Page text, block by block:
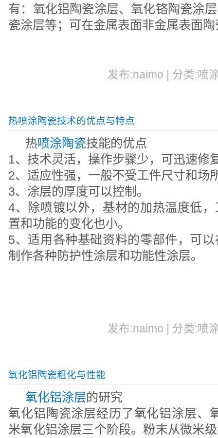
有：氧化铝陶瓷涂层、氧化铬陶瓷涂
瓷涂层等；可在金属表面非金属表面
发布:naimo | 分类:喷
热喷涂陶瓷技术的优点与特点
热喷涂陶瓷技能的优点
1、技术灵活，操作步骤少，可迅速修
2、适应性强，一般不受工件尺寸和场
3、涂层的厚度可以控制。
4、除喷镀以外，基材的加热温度低
置和功能的变化也小。
5、适用各种基础资料的零部件，可
制作各种防护性涂层和功能性涂层。
发布:naimo | 分类:喷
氧化铝陶瓷粗化与性能
氧化铝涂层的研究
氧化铝陶瓷涂层经历了氧化铝涂层、
米氧化铝涂层三个阶段。粉末从微米